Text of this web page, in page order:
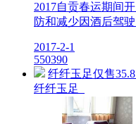
2017自贡春运期间
防和减少因酒后驾
2017-2-1
550390
纤纤玉足仅售
纤纤玉足